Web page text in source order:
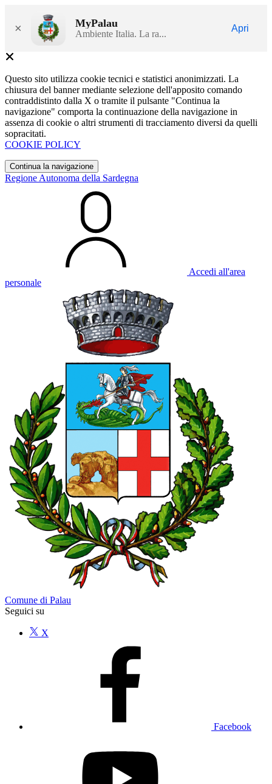
× MyPalau
Ambiente Italia. La ra...
Apri
Questo sito utilizza cookie tecnici e statistici anonimizzati. La
chiusura del banner mediante selezione dell'apposito comando
contraddistinto dalla X o tramite il pulsante "Continua la
navigazione" comporta la continuazione della navigazione in
assenza di cookie o altri strumenti di tracciamento diversi da quelli
sopracitati.
COOKIE POLICY
Continua la navigazione
Regione Autonoma della Sardegna
Accedi all'area
personale
Comune di Palau
Seguici su
X
Facebook